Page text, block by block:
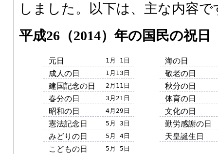
しました。以下は、主な内容で
平成26（2014）年の国民の祝日
元日 1月 1日
成人の日 1月13日
建国記念の日 2月11日
春分の日 3月21日
昭和の日 4月29日
憲法記念日 5月 3日
みどりの日 5月 4日
こどもの日 5月 5日
海の日
敬老の日
秋分の日
体育の日
文化の日
勤労感謝の日
天皇誕生日